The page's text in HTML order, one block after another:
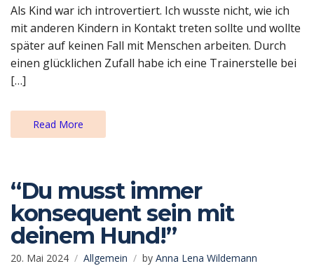
Als Kind war ich introvertiert. Ich wusste nicht, wie ich
mit anderen Kindern in Kontakt treten sollte und wollte
später auf keinen Fall mit Menschen arbeiten. Durch
einen glücklichen Zufall habe ich eine Trainerstelle bei
[…]
Read More
“Du musst immer
konsequent sein mit
deinem Hund!”
20. Mai 2024 Allgemein by Anna Lena Wildemann